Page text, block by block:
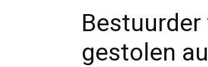
Bestuurder
gestolen